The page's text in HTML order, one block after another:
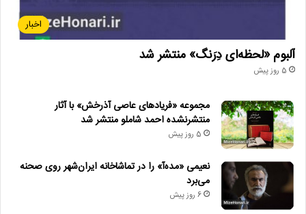
اخبار
آلبوم «لحظه‌ای دِرَنگ» منتشر شد
5 روز پیش
مجموعه «فریادهای عاصی آذرخش» با آثار
منتشرنشده احمد شاملو منتشر شد
5 روز پیش
نعیمی «مده‌آ» را در تماشاخانه ایران‌شهر روی صحنه
می‌برد
6 روز پیش